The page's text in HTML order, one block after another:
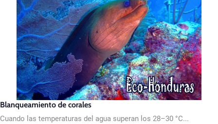
Blanqueamiento de corales
Cuando las temperaturas del agua superan los 28–30 °C...